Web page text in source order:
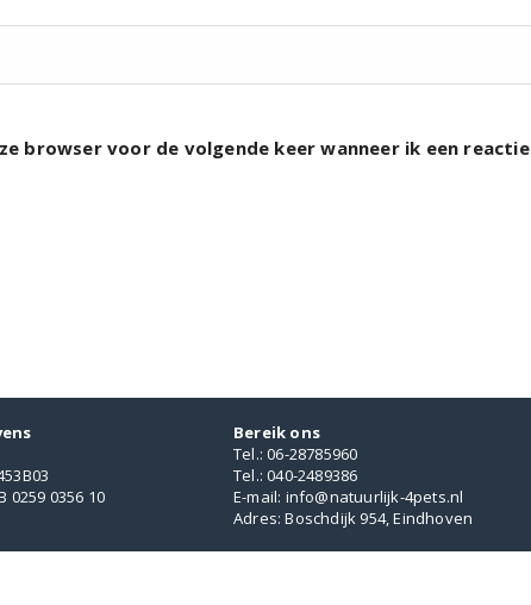
browser voor de volgende keer wanneer ik een reactie
0259 0356 10
Bereik ons
Tel.: 06-28785960
Tel.: 040-2489386
E-mail: info@natuurlijk-4pets.nl
Adres: Boschdijk 954, Eindhoven